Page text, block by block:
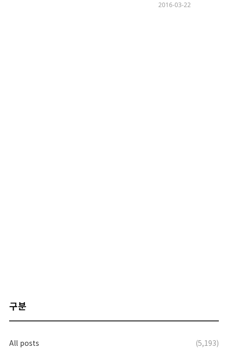
2016-03-22
구분
All posts
(5,193)